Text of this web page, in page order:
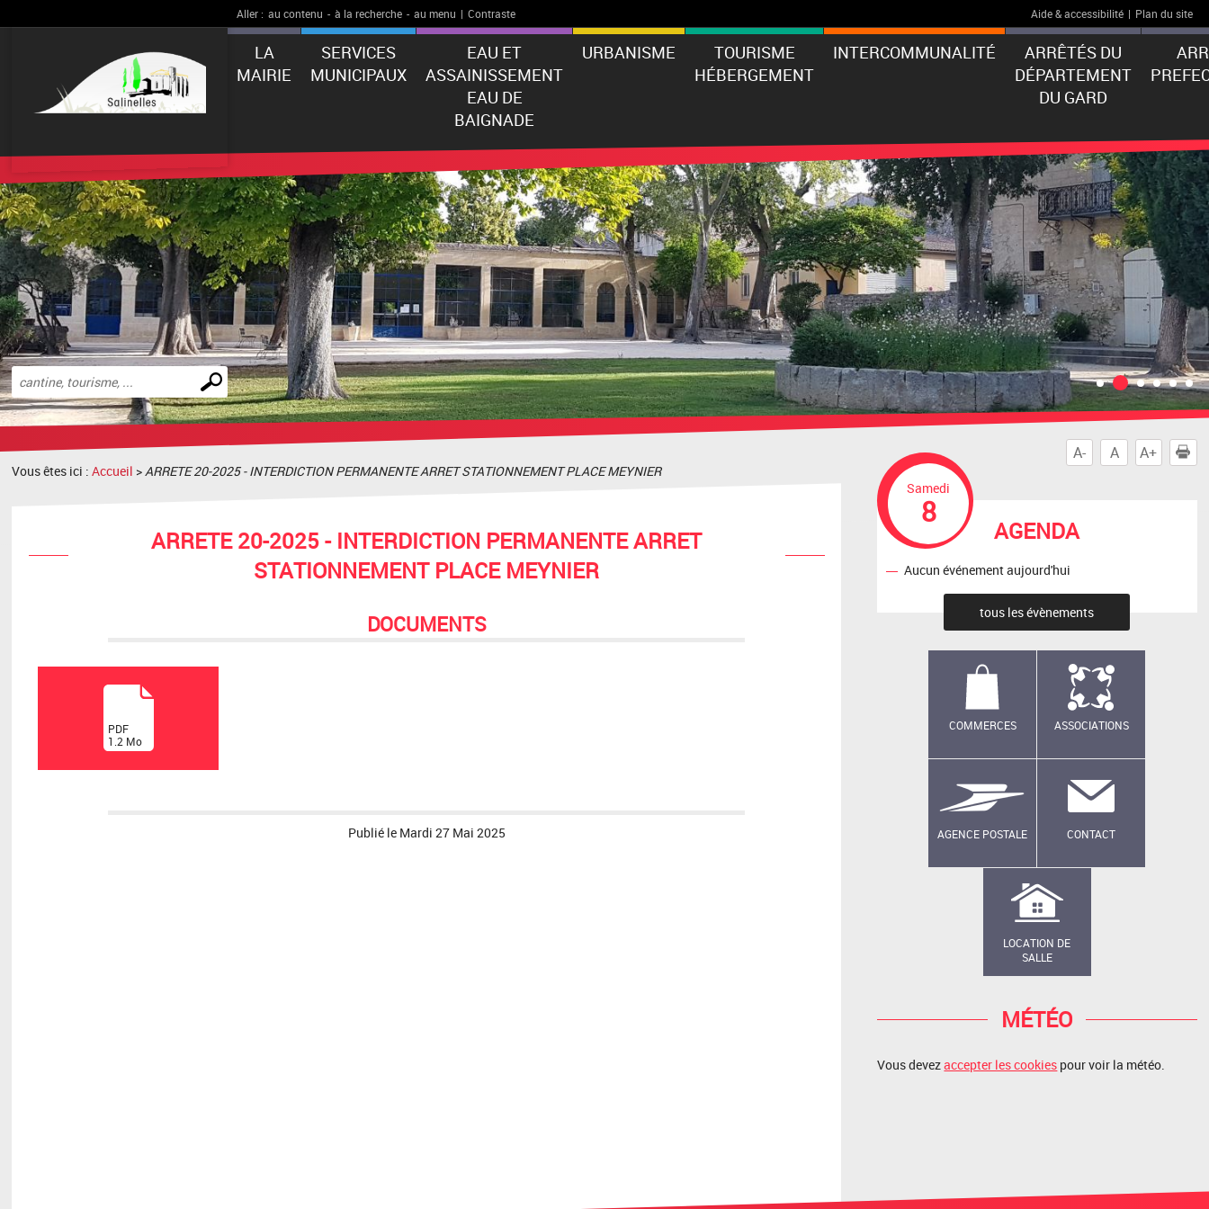
Aller : au contenu - à la recherche - au menu | Contraste Aide & accessibilité | Plan du site
LA
MAIRIE
SERVICES
MUNICIPAUX
EAU ET
ASSAINISSEMENT
EAU DE
BAIGNADE
URBANISME
TOURISME
HÉBERGEMENT
INTERCOMMUNALITÉ
ARRÊTÉS DU
DÉPARTEMENT
DU GARD
Effectuer
une
recherche
A- A A+
Vous êtes ici :Accueil >ARRETE 20-2025 - INTERDICTION PERMANENTE ARRET STATIONNEMENT PLACE MEYNIER
ARRETE 20-2025 - INTERDICTION PERMANENTE ARRET
STATIONNEMENT PLACE MEYNIER
DOCUMENTS
(PDF
1.2 Mo
)
Publié le Mardi 27 Mai 2025
AGENDA
Samedi
8
Aucun événement aujourd'hui
tous les évènements
COMMERCES ASSOCIATIONS
AGENCE POSTALE CONTACT
LOCATION DE
SALLE
MÉTÉO
Vous devezaccepter les cookies pour voir la météo.